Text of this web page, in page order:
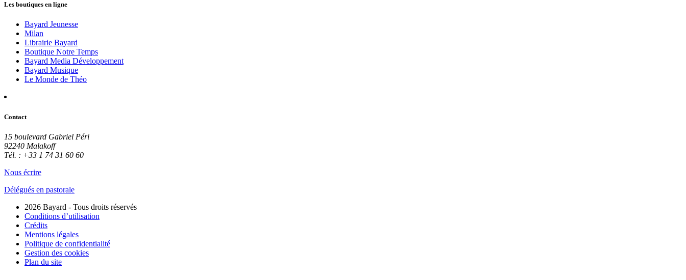
Les boutiques en ligne
Bayard Jeunesse
Milan
Librairie Bayard
Boutique Notre Temps
Bayard Media Développement
Bayard Musique
Le Monde de Théo
Contact
15 boulevard Gabriel Péri
92240 Malakoff
Tél. : +33 1 74 31 60 60
Nous écrire
Délégués en pastorale
2026 Bayard - Tous droits réservés
Conditions d’utilisation
Crédits
Mentions légales
Politique de confidentialité
Gestion des cookies
Plan du site